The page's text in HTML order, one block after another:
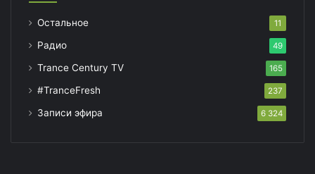
Остальное 11
Радио 49
Trance Century TV 165
#TranceFresh 237
Записи эфира 6 324